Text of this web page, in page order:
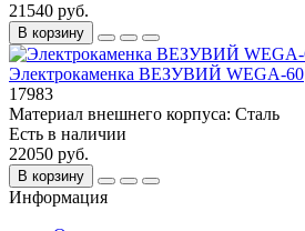
21540 руб.
В корзину
Электрокаменка ВЕЗУВИЙ WEGA-60
17983
Материал внешнего корпуса: Сталь
Есть в наличии
22050 руб.
В корзину
Информация